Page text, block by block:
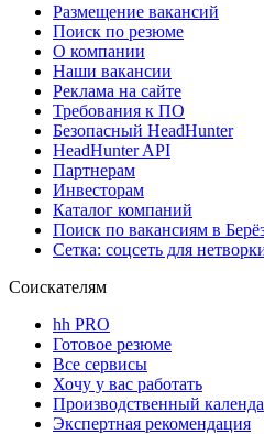
Размещение вакансий
Поиск по резюме
О компании
Наши вакансии
Реклама на сайте
Требования к ПО
Безопасный HeadHunter
HeadHunter API
Партнерам
Инвесторам
Каталог компаний
Поиск по вакансиям в
Сетка: соцсеть для
Соискателям
hh PRO
Готовое резюме
Все сервисы
Хочу у вас работать
Производственный
Экспертная рекомендация